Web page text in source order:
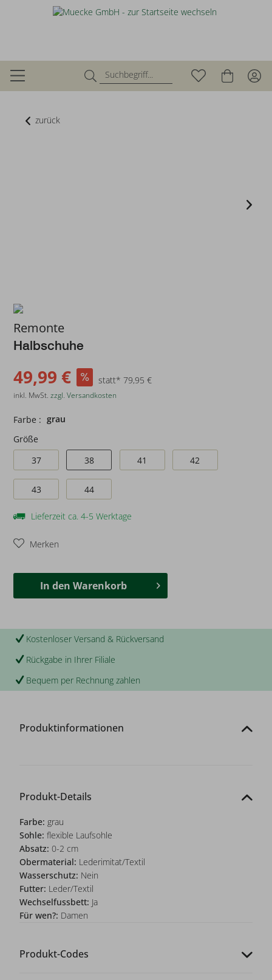
zurück
Remonte
Halbschuhe
49,99 € statt* 79,95 €
inkl. MwSt.zzgl. Versandkosten
Farbe : grau
Größe
37
38 41 42
43 44
Lieferzeit ca. 4-5 Werktage
Merken
In den Warenkorb
Kostenloser Versand & Rückversand
Rückgabe in Ihrer Filiale
Bequem per Rechnung zahlen
Produktinformationen
Produkt-Details
Farbe: grau
Sohle: flexible Laufsohle
Absatz: 0-2 cm
Obermaterial: Lederimitat/Textil
Wasserschutz: Nein
Futter: Leder/Textil
Wechselfussbett: Ja
Für wen?: Damen
Produkt-Codes